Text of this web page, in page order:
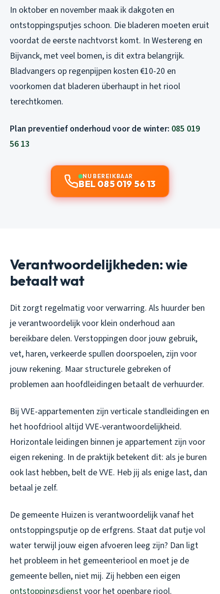
In oktober en november maak ik dakgoten en
ontstoppingsputjes schoon. Die bladeren moeten eruit
voordat de eerste nachtvorst komt. In Westereng en
Bijvanck, met veel bomen, is dit extra belangrijk.
Bladvangers op regenpijpen kosten €10-20 en
voorkomen dat bladeren überhaupt in het riool
terechtkomen.
Plan preventief onderhoud voor de winter: 085 019
56 13
NU BEREIKBAAR
BEL 085 019 56 13
Verantwoordelijkheden: wie
betaalt wat
Dit zorgt regelmatig voor verwarring. Als huurder ben
je verantwoordelijk voor klein onderhoud aan
bereikbare delen. Verstoppingen door jouw gebruik,
vet, haren, verkeerde spullen doorspoelen, zijn voor
jouw rekening. Maar structurele gebreken of
problemen aan hoofdleidingen betaalt de verhuurder.
Bij VVE-appartementen zijn verticale standleidingen en
het hoofdriool altijd VVE-verantwoordelijkheid.
Horizontale leidingen binnen je appartement zijn voor
eigen rekening. In de praktijk betekent dit: als je buren
ook last hebben, belt de VVE. Heb jij als enige last, dan
betaal je zelf.
De gemeente Huizen is verantwoordelijk vanaf het
ontstoppingsputje op de erfgrens. Staat dat putje vol
water terwijl jouw eigen afvoeren leeg zijn? Dan ligt
het probleem in het gemeenteriool en moet je de
gemeente bellen, niet mij. Zij hebben een eigen
ontstoppingsdienstvoor het openbare riool.